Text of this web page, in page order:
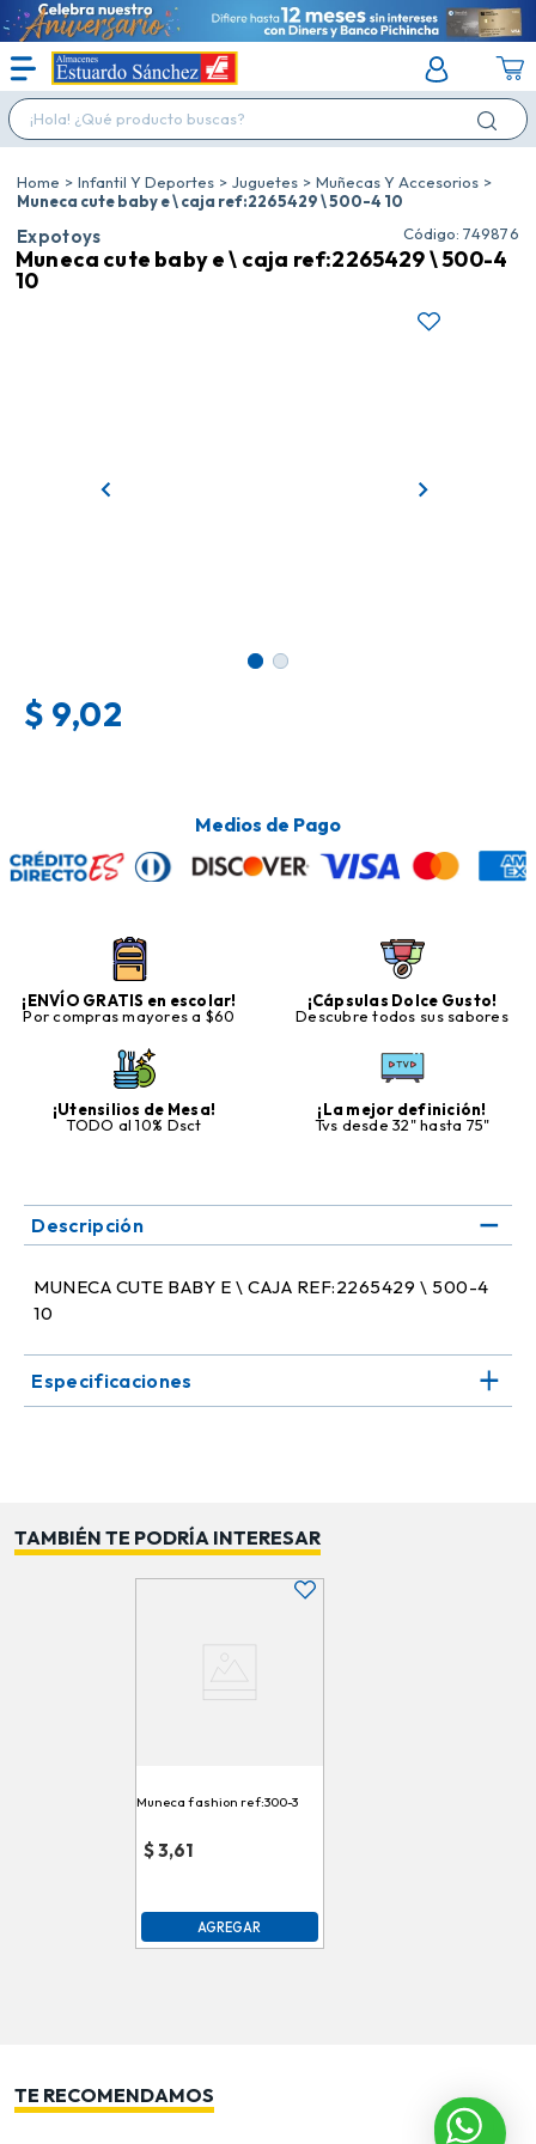
¡Hola! ¿Qué producto buscas?
Infantil Y Deportes Juguetes
Muñecas Y Accesorios
Muneca cute baby e \ caja ref:2265429 \ 500-4 10
Expotoys : 749876
Muneca cute baby e \ caja ref:2265429 \ 500-4
10
$ 9,02
Medios de Pago
¡ENVÍO GRATIS en escolar!
Por compras mayores a $60
¡Cápsulas Dolce Gusto!
Descubre todos sus sabores
¡Utensilios de Mesa!
TODO al 10% Dsct
¡La mejor definición!
Tvs desde 32" hasta 75"
Descripción
MUNECA CUTE BABY E \ CAJA REF:2265429 \ 500-4
10
Especificaciones
TAMBIÉN TE PODRÍA INTERESAR
Muneca fashion ref:300-3
$3,61
AGREGAR
TE RECOMENDAMOS